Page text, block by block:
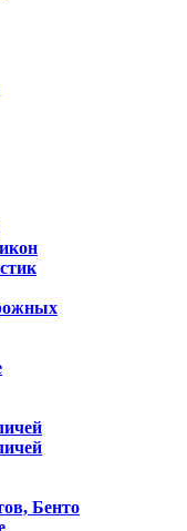
Бенто